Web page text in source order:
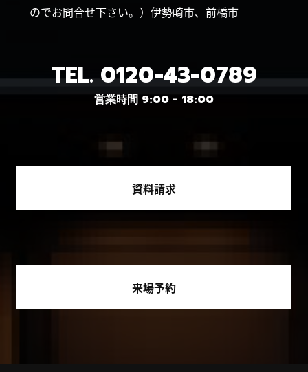
のでお問合せ下さい。）伊勢崎市、前橋市
TEL. 0120-43-0789
営業時間 9:00 - 18:00
資料請求
来場予約